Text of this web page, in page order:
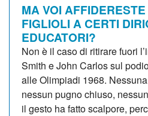
MA VOI
FIGLIOLI A CERTI
EDUCATORI?
Non è il caso di ritirare fuori
Smith e John Carlos sul
alle Olimpiadi 1968.
nessun pugno chiuso,
il gesto ha fatto scalpore,